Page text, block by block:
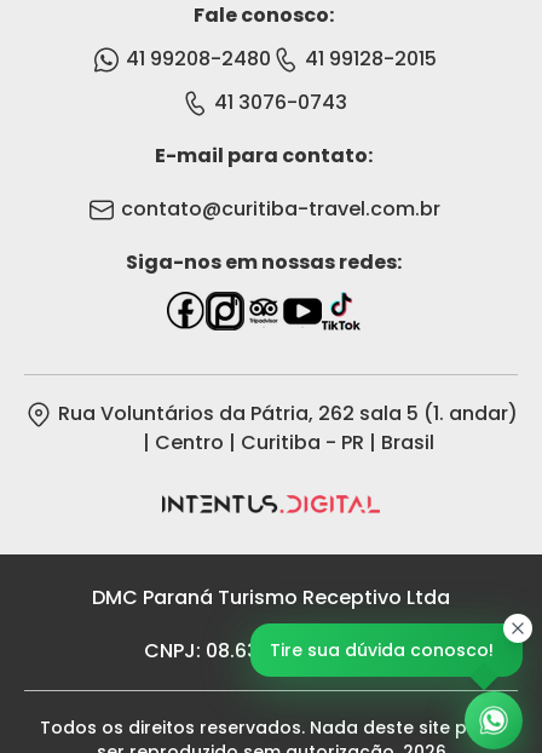
Fale conosco:
41 99208-2480
41 99128-2015
41 3076-0743
E-mail para contato:
contato@curitiba-travel.com.br
Siga-nos em nossas redes:
Rua Voluntários da Pátria, 262 sala 5 (1. andar)
| Centro | Curitiba - PR | Brasil
DMC Paraná Turismo Receptivo Ltda
CNPJ: 08.636.002/0001-83
Todos os direitos reservados. Nada deste site pode
Tire sua dúvida conosco!